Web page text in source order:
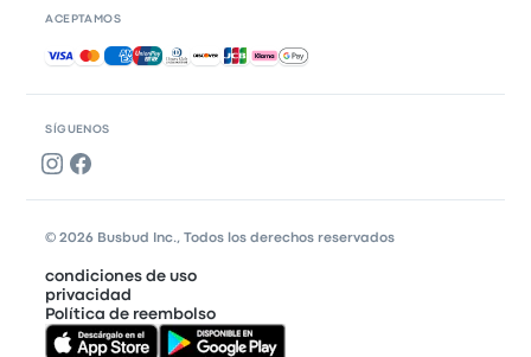
SÍGUENOS
ACEPTAMOS
Pagos aceptados
© 2026 Busbud Inc., Todos los derechos reservados
condiciones de uso
privacidad
Política de reembolso